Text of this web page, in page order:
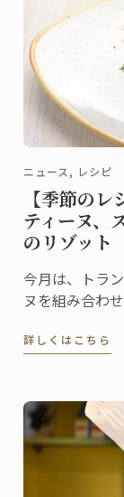
ニュース, レシピ
【季節の
ティーヌ、
のリゾット
今月は、トラ
ヌを組み合わ
詳しくはこちら